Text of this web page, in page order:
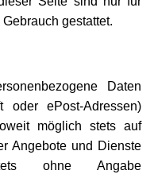
gestattet.
Daten
oder ePost-Adressen)
möglich stets auf
Angebote und Dienste
ohne Angabe